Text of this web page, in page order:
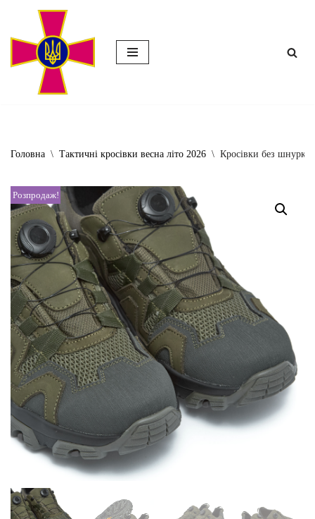
Перейти
Головна \ Тактичні кросівки весна літо 2026 \ Кросівки без шнурків
Розпродаж!